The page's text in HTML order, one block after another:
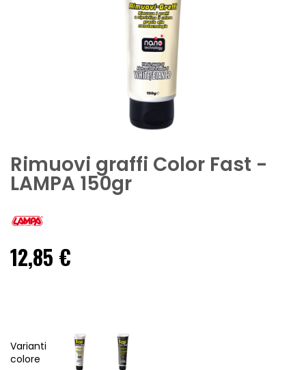
Rimuovi graffi Color Fast -
LAMPA 150gr
12,85 €
Varianti
colore